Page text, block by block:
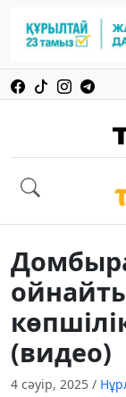
(видео)
4 сәуір, 2025 /